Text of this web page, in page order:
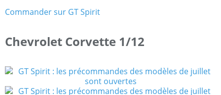
Commander sur GT Spirit
Chevrolet Corvette 1/12